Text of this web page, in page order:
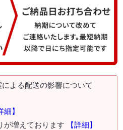
よる配送の影響について
細】
が増えております 【詳細】